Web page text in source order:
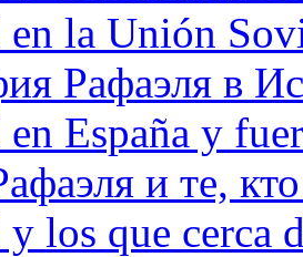
en la Unión
Рафаэля в
España y
и те,
y los que cerca